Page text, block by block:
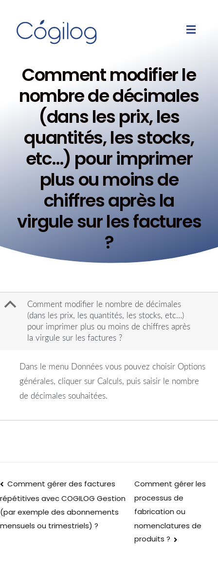
Comment modifier le
nombre de décimales
(dans les prix, les
quantités, les stocks,
etc…) pour imprimer
plus ou moins de
chiffres après la
virgule sur les factures
?
B
Comment modifier le nombre de décimales
(dans les prix, les quantités, les stocks, etc…)
pour imprimer plus ou moins de chiffres après
la virgule sur les factures ?
Dans le menu Données vous pouvez choisir Options
générales, cliquer sur Calculs, puis saisir le nombre
de décimales souhaitées.
Comment gérer des factures
répétitives avec COGILOG Gestion
(par exemple des abonnements
mensuels ou trimestriels) ?
Comment gérer les
processus de
fabrication ou
nomenclatures de
produits ?